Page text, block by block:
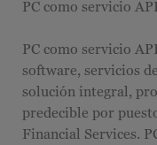
PC como servicio
PC como servicio
software, servicios
solución integral,
predecible por
Financial Services.